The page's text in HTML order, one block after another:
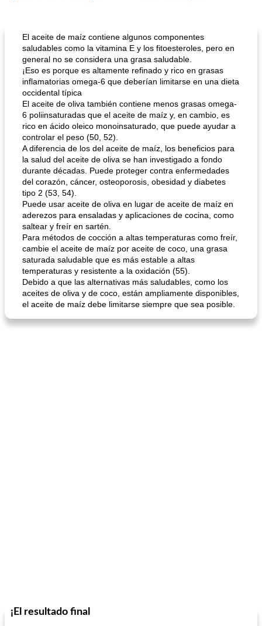
mochi fácil
El aceite de maíz contiene algunos componentes
saludables como la vitamina E y los fitoesteroles, pero en
general no se considera una grasa saludable.
¡Eso es porque es altamente refinado y rico en grasas
inflamatorias omega-6 que deberían limitarse en una dieta
occidental típica
El aceite de oliva también contiene menos grasas omega-
6 poliinsaturadas que el aceite de maíz y, en cambio, es
rico en ácido oleico monoinsaturado, que puede ayudar a
controlar el peso (50, 52).
A diferencia de los del aceite de maíz, los beneficios para
la salud del aceite de oliva se han investigado a fondo
durante décadas. Puede proteger contra enfermedades
del corazón, cáncer, osteoporosis, obesidad y diabetes
tipo 2 (53, 54).
Puede usar aceite de oliva en lugar de aceite de maíz en
aderezos para ensaladas y aplicaciones de cocina, como
saltear y freír en sartén.
Para métodos de cocción a altas temperaturas como freír,
cambie el aceite de maíz por aceite de coco, una grasa
saturada saludable que es más estable a altas
temperaturas y resistente a la oxidación (55).
Debido a que las alternativas más saludables, como los
aceites de oliva y de coco, están ampliamente disponibles,
el aceite de maíz debe limitarse siempre que sea posible.
¡El resultado final